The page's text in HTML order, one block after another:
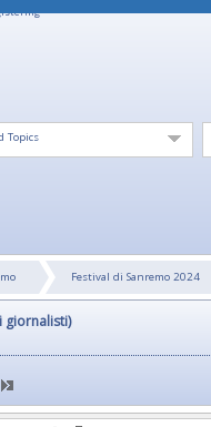
Topics
Festival di Sanremo 2024
giornalisti)